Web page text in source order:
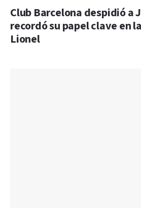
Club Barcelona despidió a
recordó su papel clave en
Lionel